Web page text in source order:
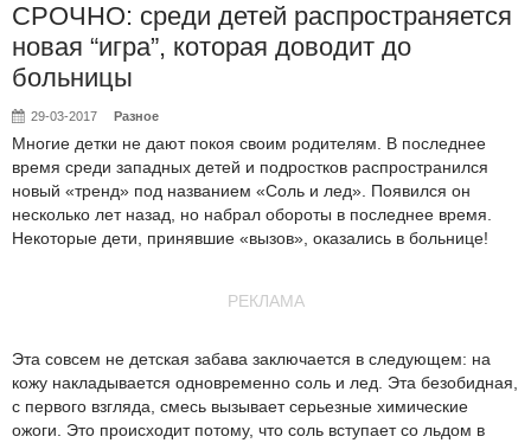
СРОЧНО: среди детей распространяется
новая “игра”, которая доводит до
больницы
29-03-2017 Разное
Многие детки не дают покоя своим родителям. В последнее
время среди западных детей и подростков распространился
новый «тренд» под названием «Соль и лед». Появился он
несколько лет назад, но набрал обороты в последнее время.
Некоторые дети, принявшие «вызов», оказались в больнице!
РЕКЛАМА
Эта совсем не детская забава заключается в следующем: на
кожу накладывается одновременно соль и лед. Эта безобидная,
с первого взгляда, смесь вызывает серьезные химические
ожоги. Это происходит потому, что соль вступает со льдом в